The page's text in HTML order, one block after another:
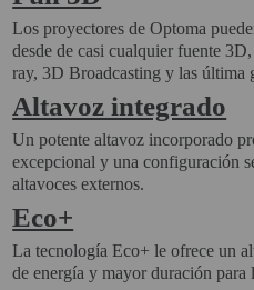
Lunes a Viernes:
Asistencia Técnica:
Los proyectores de Optoma
desde de casi cualquier fuente
ray, 3D Broadcasting y las última
Altavoz integrado
Un potente altavoz incorporado
excepcional y una configuración
altavoces externos.
Eco+
La tecnología Eco+ le ofrece un
de energía y mayor duración para